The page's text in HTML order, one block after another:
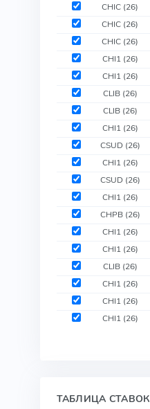
CHIC (26)
CHIC (26)
CHIC (26)
CHI1 (26)
CHI1 (26)
CLIB (26)
CLIB (26)
CHI1 (26)
CSUD (26)
CHI1 (26)
CSUD (26)
CHI1 (26)
CHPB (26)
CHI1 (26)
CHI1 (26)
CLIB (26)
CHI1 (26)
CHI1 (26)
CHI1 (26)
ТАБЛИЦА СТАВОК